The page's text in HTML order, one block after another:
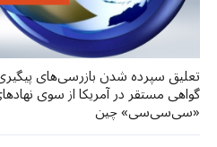
تعلیق سپرده شدن بازرسی‌های
گواهی مستقر در آمریکا از سوی
«سی‌سی‌سی» چین